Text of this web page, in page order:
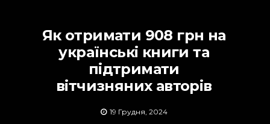
Як отримати 908 грн на
українські книги та
підтримати
вітчизняних авторів
19 Грудня, 2024